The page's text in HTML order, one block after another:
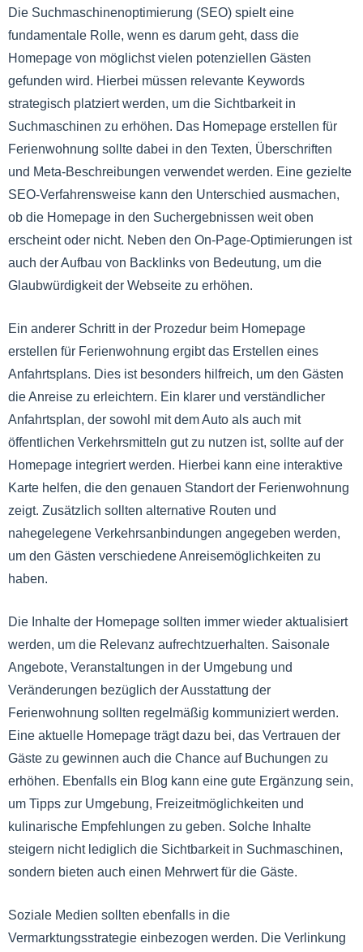
Die Suchmaschinenoptimierung (SEO) spielt eine
fundamentale Rolle, wenn es darum geht, dass die
Homepage von möglichst vielen potenziellen Gästen
gefunden wird. Hierbei müssen relevante Keywords
strategisch platziert werden, um die Sichtbarkeit in
Suchmaschinen zu erhöhen. Das Homepage erstellen für
Ferienwohnung sollte dabei in den Texten, Überschriften
und Meta-Beschreibungen verwendet werden. Eine gezielte
SEO-Verfahrensweise kann den Unterschied ausmachen,
ob die Homepage in den Suchergebnissen weit oben
erscheint oder nicht. Neben den On-Page-Optimierungen ist
auch der Aufbau von Backlinks von Bedeutung, um die
Glaubwürdigkeit der Webseite zu erhöhen.
Ein anderer Schritt in der Prozedur beim Homepage
erstellen für Ferienwohnung ergibt das Erstellen eines
Anfahrtsplans. Dies ist besonders hilfreich, um den Gästen
die Anreise zu erleichtern. Ein klarer und verständlicher
Anfahrtsplan, der sowohl mit dem Auto als auch mit
öffentlichen Verkehrsmitteln gut zu nutzen ist, sollte auf der
Homepage integriert werden. Hierbei kann eine interaktive
Karte helfen, die den genauen Standort der Ferienwohnung
zeigt. Zusätzlich sollten alternative Routen und
nahegelegene Verkehrsanbindungen angegeben werden,
um den Gästen verschiedene Anreisemöglichkeiten zu
haben.
Die Inhalte der Homepage sollten immer wieder aktualisiert
werden, um die Relevanz aufrechtzuerhalten. Saisonale
Angebote, Veranstaltungen in der Umgebung und
Veränderungen bezüglich der Ausstattung der
Ferienwohnung sollten regelmäßig kommuniziert werden.
Eine aktuelle Homepage trägt dazu bei, das Vertrauen der
Gäste zu gewinnen auch die Chance auf Buchungen zu
erhöhen. Ebenfalls ein Blog kann eine gute Ergänzung sein,
um Tipps zur Umgebung, Freizeitmöglichkeiten und
kulinarische Empfehlungen zu geben. Solche Inhalte
steigern nicht lediglich die Sichtbarkeit in Suchmaschinen,
sondern bieten auch einen Mehrwert für die Gäste.
Soziale Medien sollten ebenfalls in die
Vermarktungsstrategie einbezogen werden. Die Verlinkung